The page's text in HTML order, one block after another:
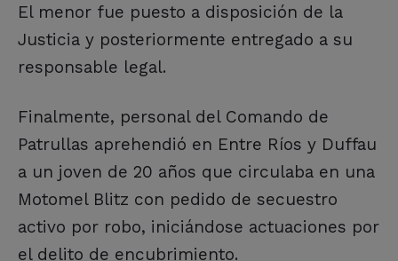
El menor fue puesto a disposición de la
Justicia y posteriormente entregado a su
responsable legal.
Finalmente, personal del Comando de
Patrullas aprehendió en Entre Ríos y Duffau
a un joven de 20 años que circulaba en una
Motomel Blitz con pedido de secuestro
activo por robo, iniciándose actuaciones por
el delito de encubrimiento.